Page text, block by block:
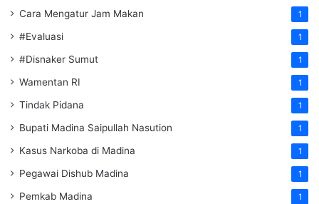
Cara Mengatur Jam Makan 1
#Evaluasi 1
#Disnaker Sumut 1
Wamentan RI 1
Tindak Pidana 1
Bupati Madina Saipullah Nasution 1
Kasus Narkoba di Madina 1
Pegawai Dishub Madina 1
Pemkab Madina 1